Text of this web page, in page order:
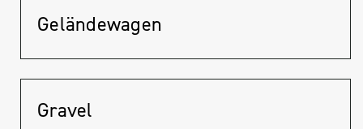
Geländewagen
Gravel